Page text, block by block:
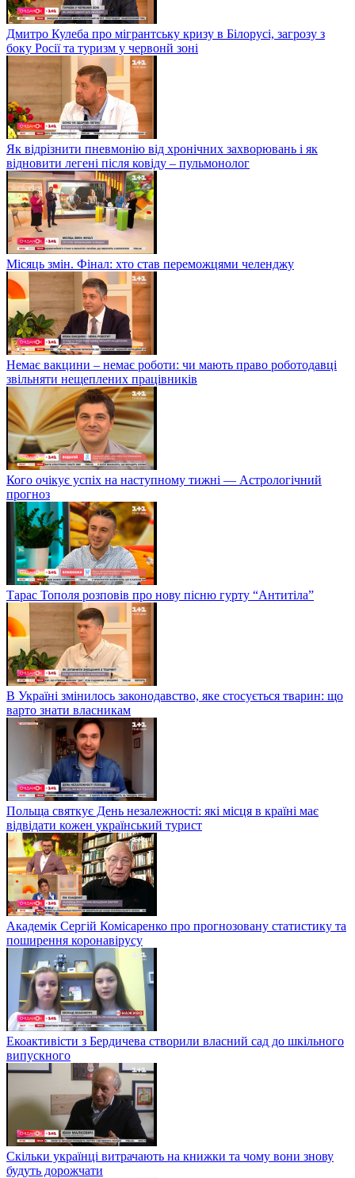
Дмитро Кулеба про мігрантську кризу в Білорусі, загрозу з
боку Росії та туризм у червонй зоні
Як відрізнити пневмонію від хронічних захворювань і як
відновити легені після ковіду – пульмонолог
Місяць змін. Фінал: хто став переможцями челенджу
Немає вакцини – немає роботи: чи мають право роботодавці
звільняти нещеплених працівників
Кого очікує успіх на наступному тижні — Астрологічний
прогноз
Тарас Тополя розповів про нову пісню гурту “Антитіла”
В Україні змінилось законодавство, яке стосується тварин: що
варто знати власникам
Польща святкує День незалежності: які місця в країні має
відвідати кожен український турист
Академік Сергій Комісаренко про прогнозовану статистику та
поширення коронавірусу
Екоактивісти з Бердичева створили власний сад до шкільного
випускного
Скільки українці витрачають на книжки та чому вони знову
будуть дорожчати